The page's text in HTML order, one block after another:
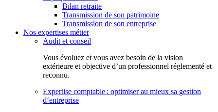
Bilan retraite
Transmission de son patrimoine
Transmission de son entreprise
Nos expertises métier
Audit et conseil
Vous évoluez et vous avez besoin de la vision
extérieure et objective d’un professionnel réglementé et
reconnu.
Expertise comptable : optimiser au mieux sa gestion
d‘entreprise